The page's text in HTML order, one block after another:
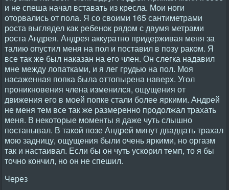
и не спеша начал вставать из кресла. Мои ноги
оторвались от пола. Я со своими 165 сантиметрами
роста выглядел как ребенок рядом с двумя метрами
роста Андрея. Андрея аккуратно придерживая меня за
талию опустил меня на пол и поставил в позу раком. Я
все так же был наказан на его член. Он слегка надавил
мне между лопатками, и я лег грудью на пол. Моя
насаженная попка была оттопырена наверх. Угол
проникновения члена изменился, ощущения от
движения его в моей попке стали более яркими. Андрей
не меня тем все так же размеренно продолжал трахать
меня. В некоторые моменты я даже чуть слышно
постанывал. В такой позе Андрей минут двадцать трахал
мою задницу, ощущения были очень яркими, но оргазм
так и настаивал. Если бы он чуть ускорил темп, то я бы
точно кончил, но он не спешил.
Через